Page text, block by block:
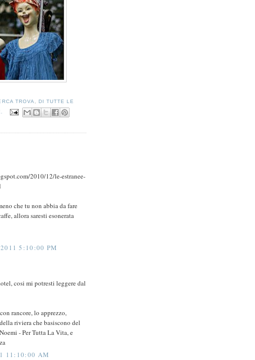
TROVA
DI TUTTE LE
2010/12/le-estranee-
che tu non abbia da fare
allora saresti esonerata
5:10:00 PM
cosi mi potresti leggere dal
rancore, lo apprezzo,
riviera che basiscono del
- Per Tutta La Vita, e
11:10:00 AM